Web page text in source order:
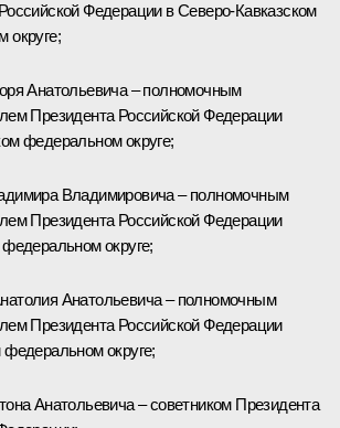
Федерации в Северо-Кавказском
округе;
Анатольевича – полномочным
Президента Российской Федерации
федеральном округе;
Владимировича – полномочным
Президента Российской Федерации
округе;
Анатольевича – полномочным
Президента Российской Федерации
округе;
Анатольевича – советником Президента